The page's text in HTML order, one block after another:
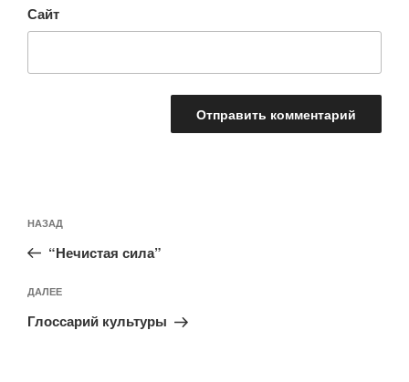
Сайт
по
записям
Предыдущая
запись:
НАЗАД
“Нечистая сила”
Следующая
запись
ДАЛЕЕ
Глоссарий культуры